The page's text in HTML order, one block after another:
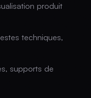
produit
techniques,
supports de